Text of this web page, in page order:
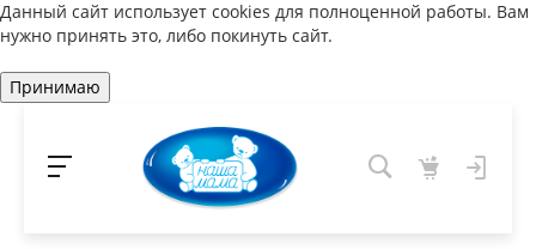
Данный сайт использует cookies для полноценной работы. Вам
нужно принять это, либо покинуть сайт.
Принимаю